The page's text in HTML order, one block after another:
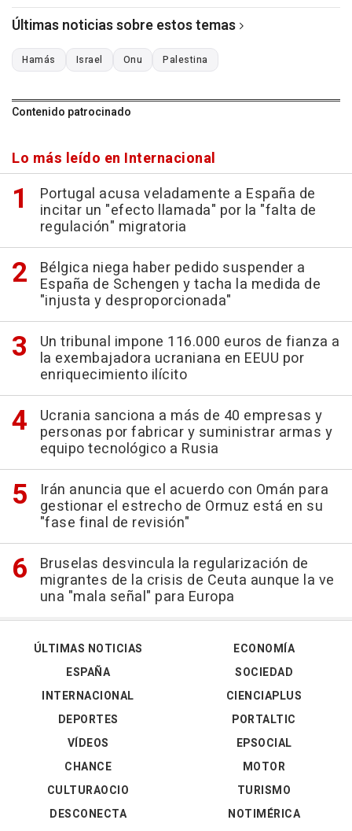
Últimas noticias sobre estos temas
Hamás Israel Onu Palestina
Contenido patrocinado
Lo más leído en Internacional
Portugal acusa veladamente a España de
incitar un "efecto llamada" por la "falta de
regulación" migratoria
Bélgica niega haber pedido suspender a
España de Schengen y tacha la medida de
"injusta y desproporcionada"
Un tribunal impone 116.000 euros de fianza a
la exembajadora ucraniana en EEUU por
enriquecimiento ilícito
Ucrania sanciona a más de 40 empresas y
personas por fabricar y suministrar armas y
equipo tecnológico a Rusia
Irán anuncia que el acuerdo con Omán para
gestionar el estrecho de Ormuz está en su
"fase final de revisión"
Bruselas desvincula la regularización de
migrantes de la crisis de Ceuta aunque la ve
una "mala señal" para Europa
ÚLTIMAS NOTICIAS
ESPAÑA
INTERNACIONAL
DEPORTES
VÍDEOS
ECONOMÍA
SOCIEDAD
CIENCIAPLUS
PORTALTIC
EPSOCIAL
CHANCE
CULTURAOCIO
DESCONECTA
MOTOR
TURISMO
NOTIMÉRICA